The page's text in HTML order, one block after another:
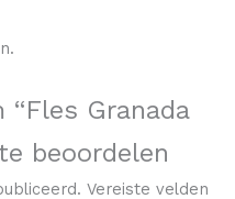
Granada
beoordelen
Vereiste velden